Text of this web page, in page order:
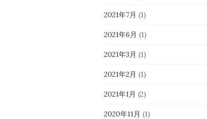
2021年7月 (1)
2021年6月 (1)
2021年3月 (1)
2021年2月 (1)
2021年1月 (2)
2020年11月 (1)